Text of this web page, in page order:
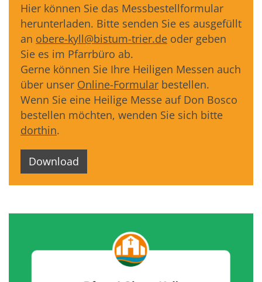
Hier können Sie das Messbestellformular
herunterladen. Bitte senden Sie es ausgefüllt
an obere-kyll@bistum-trier.de oder geben
Sie es im Pfarrbüro ab.
Gerne können Sie Ihre Heiligen Messen auch
über unser Online-Formular bestellen.
Wenn Sie eine Heilige Messe auf Don Bosco
bestellen möchten, wenden Sie sich bitte
dorthin.
Download